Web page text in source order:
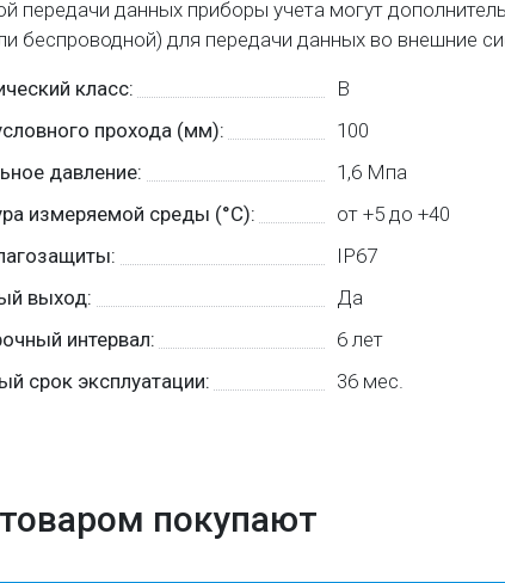
передачи данных приборы учета могут
беспроводной) для передачи данных во внешние
класс:
В
прохода (мм):
100
давление:
1,6 Мпа
измеряемой среды (°C):
от +5 до +40
IP67
выход:
Да
интервал:
6 лет
срок эксплуатации:
36 мес.
покупают